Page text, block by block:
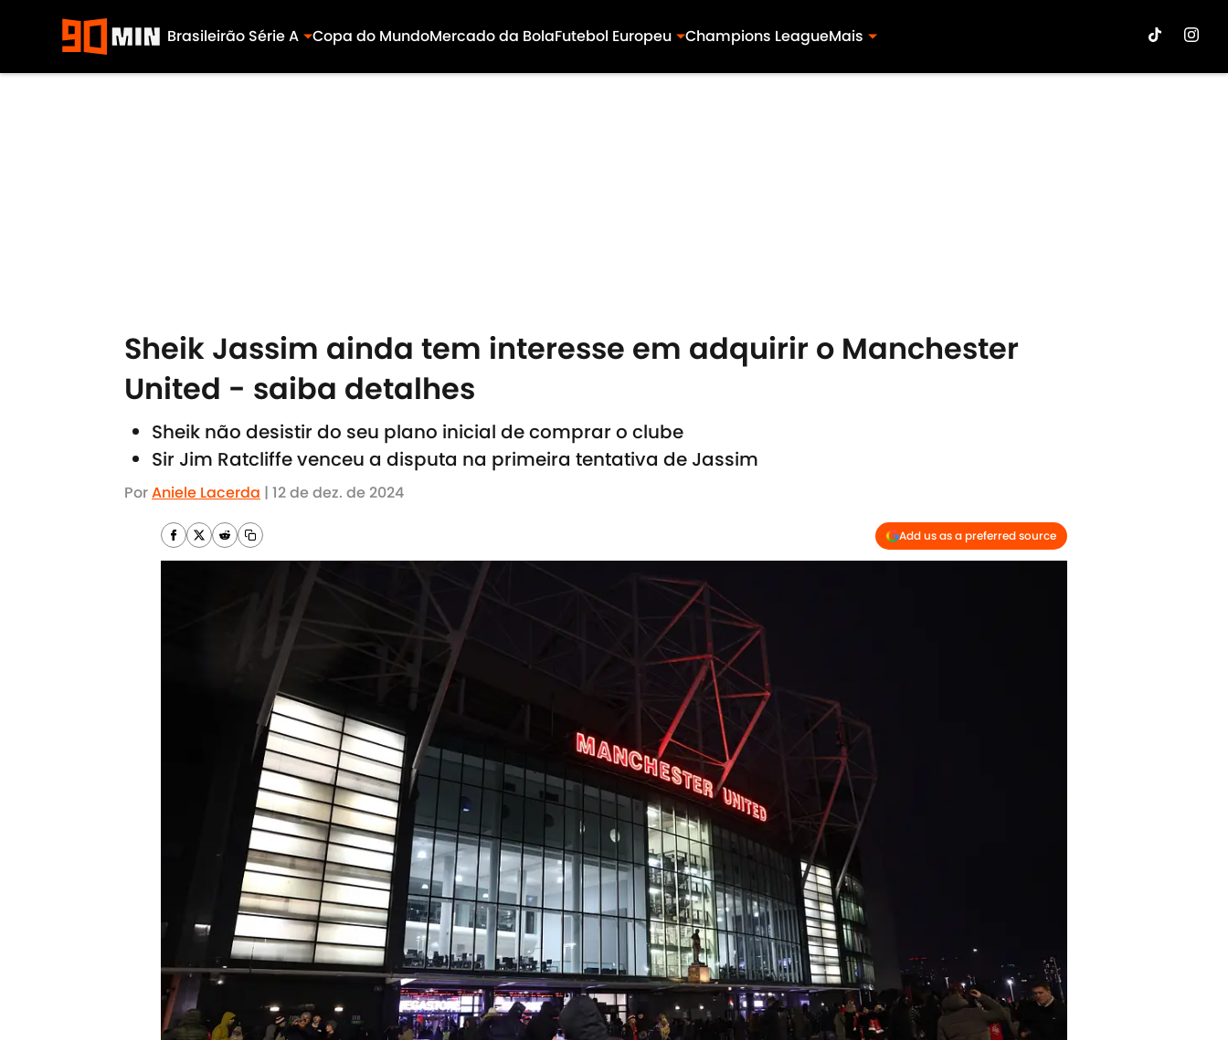
Brasileirão Série A Copa do MundoMercado da BolaFutebol Europeu Champions LeagueMais
Sheik Jassim ainda tem interesse em adquirir o Manchester
United - saiba detalhes
Sheik não desistir do seu plano inicial de comprar o clube
Sir Jim Ratcliffe venceu a disputa na primeira tentativa de Jassim
PorAniele Lacerda | 12 de dez. de 2024
Add us as a preferred source